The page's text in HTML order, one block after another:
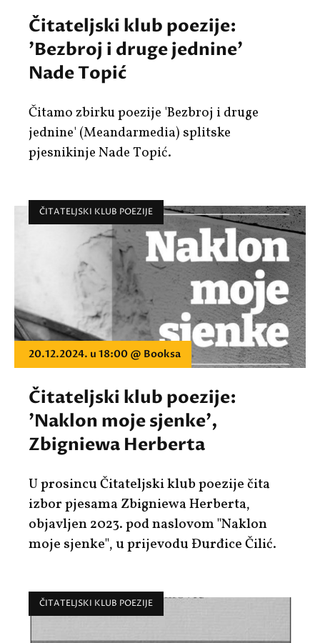
Čitateljski klub poezije:
'Bezbroj i druge jednine'
Nade Topić
Čitamo zbirku poezije 'Bezbroj i druge
jednine' (Meandarmedia) splitske
pjesnikinje Nade Topić.
ČITATELJSKI KLUB POEZIJE
20.12.2024. u 18:00 @ Booksa
Čitateljski klub poezije:
'Naklon moje sjenke',
Zbigniewa Herberta
U prosincu Čitateljski klub poezije čita
izbor pjesamaZbigniewa Herberta,
objavljen 2023. pod naslovom"Naklon
moje sjenke", u prijevodu Đurđice Čilić.
ČITATELJSKI KLUB POEZIJE